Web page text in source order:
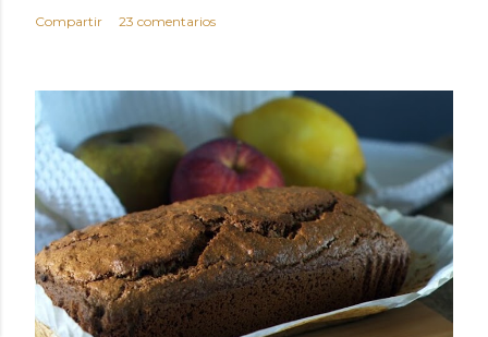
Compartir 23 comentarios